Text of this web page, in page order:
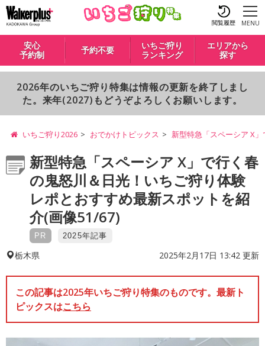
閲覧履歴 MENU
安心
予約制
予約不要
いちご狩り
ランキング
エリアから
探す
2026年のいちご狩り特集は情報の更新を終了しまし
た。来年(2027)もどうぞよろしくお願いします。
いちご狩り2026 おでかけトピックス 新型特急「スペーシア X
新型特急「スペーシア X」で行く春
の鬼怒川＆日光！いちご狩り体験
レポとおすすめ最新スポットを紹
介(画像51/67)
PR 2025年記事
栃木県 2025年2月17日 13:42 更新
この記事は2025年いちご狩り特集のものです。最新ト
ピックスはこちら